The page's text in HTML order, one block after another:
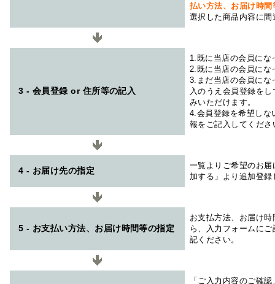
払い方法、お届け時
選択した商品内容に
3 - 会員登録 or 住所等の記入
1.既に当店の会員にな
2.既に当店の会員にな
3.まだ当店の会員にな
入のうえ会員登録を
みいただけます。
4.会員登録を希望しな
報をご記入してくださ
4 - お届け先の指定
一覧よりご希望のお
加する」より追加登
5 - お支払い方法、お届け時間等の指定
お支払方法、お届け
ら、入力フォームに
記ください。
「ご入力内容のご確